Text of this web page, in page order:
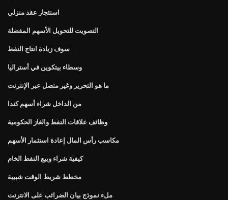
استئجار عقد منزلي
التصويت للتحويل الأسهم المفضلة
سوف زيادة انتاج النفط
وسطاء بيتكوين في أستراليا
ما هو التحرير وغير متصل عبر الإنترنت
من الداخل شراء أسهم كندا
وظائف علاقات النفط والغاز الحكومية
مكاسب رأس المال إعادة استثمار الأسهم
كيفية شراء وبيع النفط الخام
مخطط شريط الوقت شبيبة
ملء نموذج بيان الضرائب على الانترنت